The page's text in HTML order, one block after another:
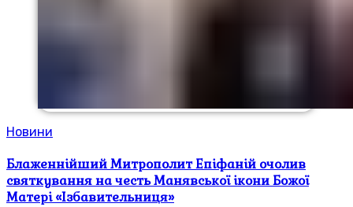
Новини
Блаженнійший Митрополит Епіфаній очолив
святкування на честь Манявської ікони Божої
Матері «Ізбавительниця»